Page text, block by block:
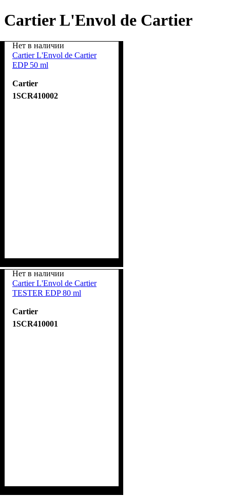
Cartier L'Envol de Cartier
Нет в наличии
Cartier L'Envol de Cartier
EDP 50 ml
Cartier
1SCR410002
Нет в наличии
Cartier L'Envol de Cartier
TESTER EDP 80 ml
Cartier
1SCR410001